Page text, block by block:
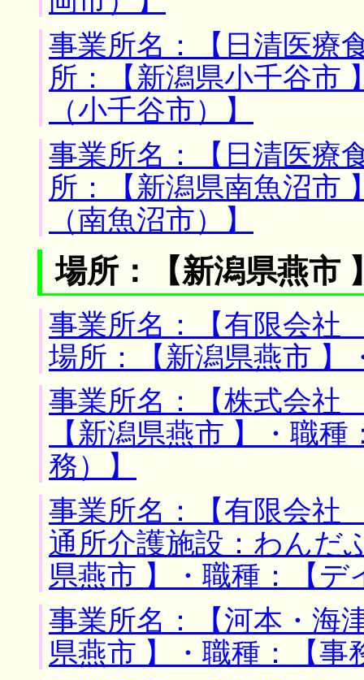
事業所名：【日清医療
所：【新潟県小千谷市
（小千谷市）】
事業所名：【日清医療
所：【新潟県南魚沼市
（南魚沼市）】
場所：【新潟県燕市
事業所名：【有限会
場所：【新潟県燕市
事業所名：【株式会社
【新潟県燕市 】・職
務）】
事業所名：【有限会
通所介護施設：わんだ
県燕市 】・職種：【デ
事業所名：【河本・海
県燕市 】・職種：【事